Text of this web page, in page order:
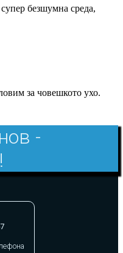
безшумна среда,
за човешкото ухо.
-